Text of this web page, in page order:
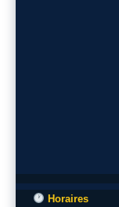
Horaires